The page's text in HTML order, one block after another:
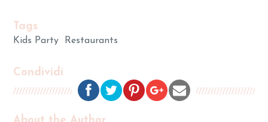
Tags
Kids Party Restaurants
Condividi